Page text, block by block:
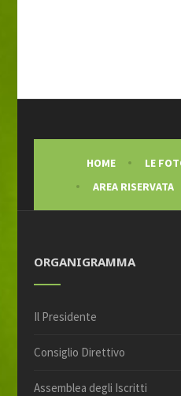
HOME LE
AREA RISERVATA
ORGANIGRAMMA
Il Presidente
Consiglio Direttivo
Assemblea degli Iscritti